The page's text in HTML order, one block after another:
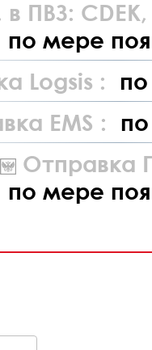
ПВЗ: CDEK,
по мере
Logsis :
EMS :
Отправка
по мере